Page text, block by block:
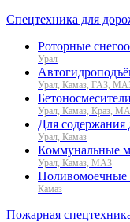
Спецтехника для
Роторные
Урал
Урал, Камаз, ГАЗ,
Бетоносмесители
Урал, Камаз, Краз,
Для содержания
Урал, Камаз
Коммунальные
Урал, Камаз, МАЗ
Камаз
Пожарная